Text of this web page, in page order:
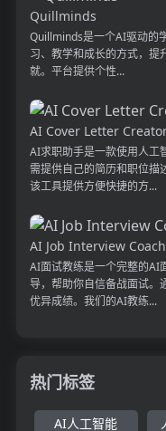
Quillminds
Quillminds是一个AI驱动的
习、教学和成长的方式，提
就。平台提供个性...
AI Cover Letter
AI求职助手是一款使用人工
需提供自己的简历和职位描
该工具提供方便快捷的方...
AI Job Interview Coach
AI面试教练是一个完整的AI
导，帮助你自信备战面试。
优异成绩。我们的AI教练...
热门标签
AI人工智能